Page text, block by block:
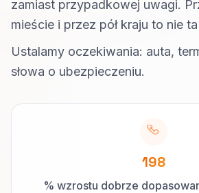
zamiast przypadkowej uwagi.
mieście i przez pół kraju to nie
Ustalamy oczekiwania: auta,
słowa o ubezpieczeniu.
198
% wzrostu dobrze